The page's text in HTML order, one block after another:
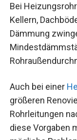
Bei
Kellern,
Dämmung
Auch bei einer
größeren
Rohrleitungen
diese Vorgaben